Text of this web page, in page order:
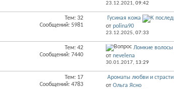
23.12.2021, 09:42
Тем: 32
Сообщений: 5981
Гусиная кожа
от polina90
23.12.2025, 07:33
Тем: 42
Сообщений: 7440
Ломкие волосы
от nevelena
30.01.2017, 13:29
Тем: 17
Сообщений: 4783
Ароматы любви и страсти
от Ольга Ясно